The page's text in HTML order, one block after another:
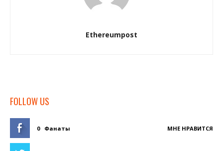
Ethereumpost
FOLLOW US
0 Фанаты МНЕ НРАВИТСЯ